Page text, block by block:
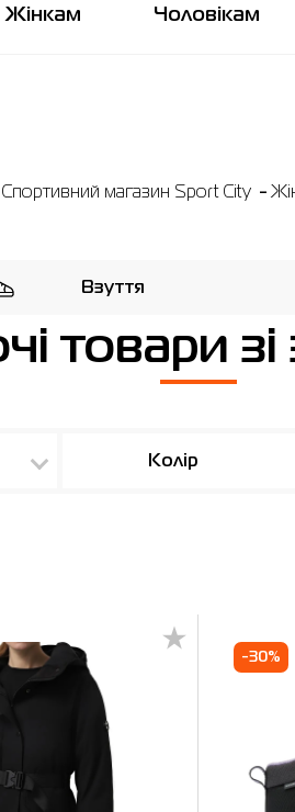
Жінкам Чоловікам
Спортивний магазин Sport City
Взуття
товари
Колір
-30%